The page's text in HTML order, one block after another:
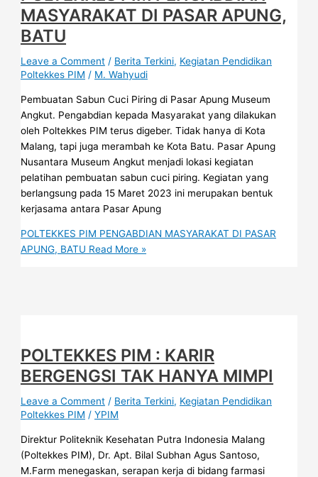
MASYARAKAT DI PASAR APUNG,
BATU
Leave a Comment / Berita Terkini, Kegiatan Pendidikan
Poltekkes PIM / M. Wahyudi
Pembuatan Sabun Cuci Piring di Pasar Apung Museum
Angkut. Pengabdian kepada Masyarakat yang dilakukan
oleh Poltekkes PIM terus digeber. Tidak hanya di Kota
Malang, tapi juga merambah ke Kota Batu. Pasar Apung
Nusantara Museum Angkut menjadi lokasi kegiatan
pelatihan pembuatan sabun cuci piring. Kegiatan yang
berlangsung pada 15 Maret 2023 ini merupakan bentuk
kerjasama antara Pasar Apung
POLTEKKES PIM PENGABDIAN MASYARAKAT DI PASAR
APUNG, BATU Read More »
POLTEKKES PIM : KARIR
BERGENGSI TAK HANYA MIMPI
Leave a Comment / Berita Terkini, Kegiatan Pendidikan
Poltekkes PIM /YPIM
Direktur Politeknik Kesehatan Putra Indonesia Malang
(Poltekkes PIM), Dr. Apt. Bilal Subhan Agus Santoso,
M.Farm menegaskan, serapan kerja di bidang farmasi